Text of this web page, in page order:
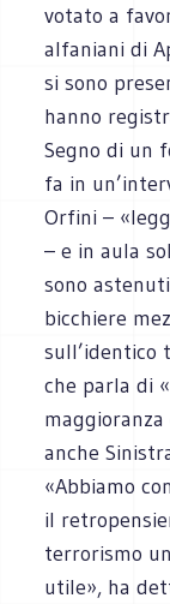
votato a
alfaniani di
si sono
hanno
Segno di un
fa in
Orfini –
– e in aula
sono
bicchiere
sull’identico
che parla di
anche
«Abbiamo
il
terrorismo
utile», ha